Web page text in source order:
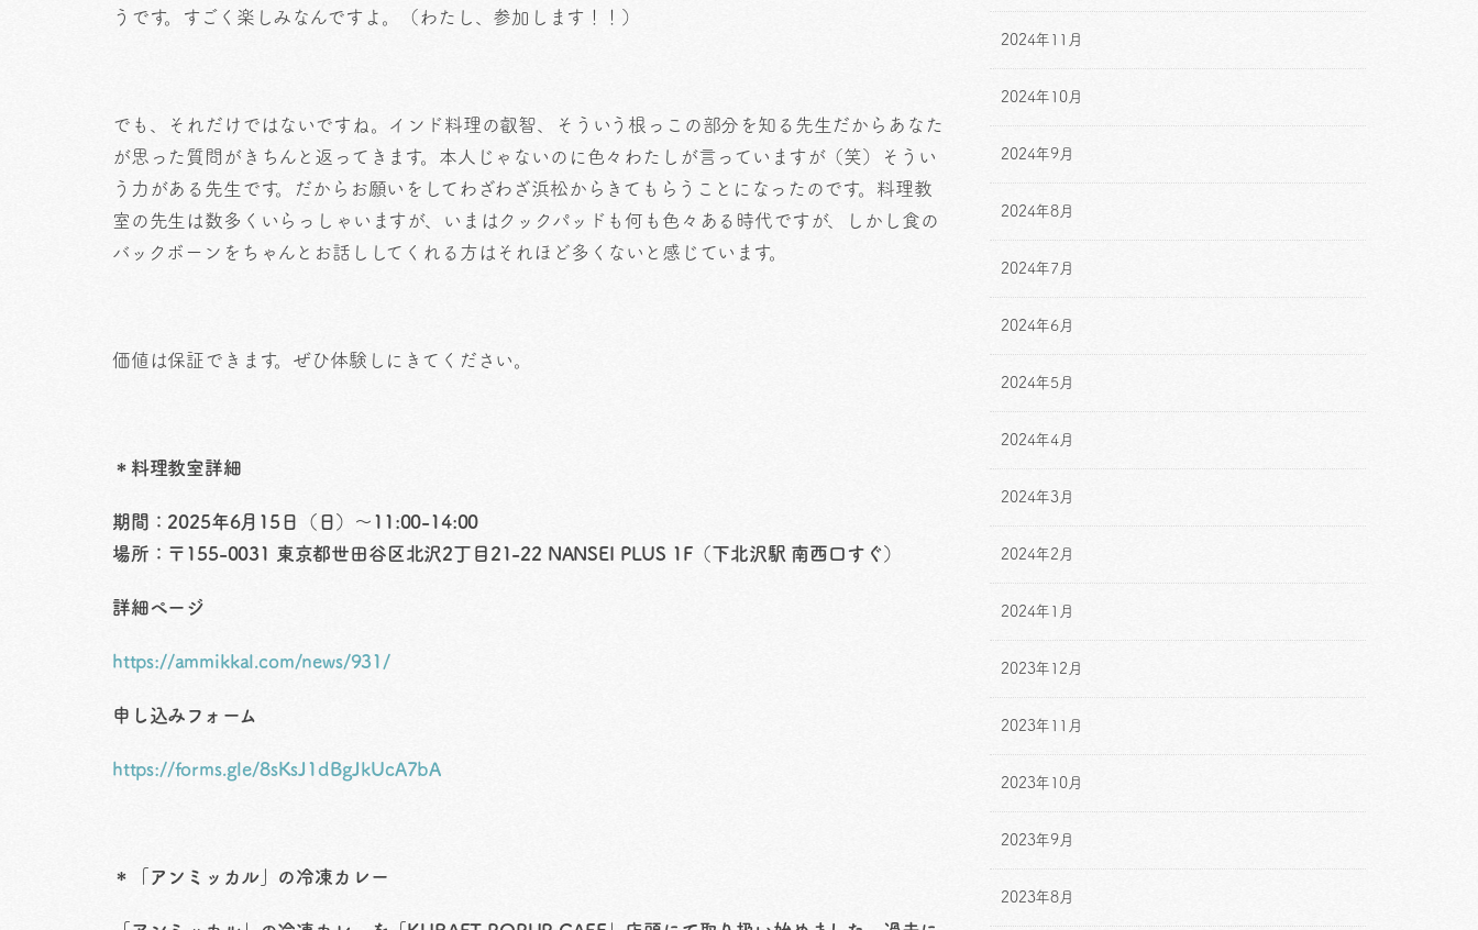
うです。すごく楽しみなんですよ。（わたし、参加します！！）
でも、それだけではないですね。インド料理の叡智、そういう根っこの部分を知る先生だからあなた
が思った質問がきちんと返ってきます。本人じゃないのに色々わたしが言っていますが（笑）そうい
う力がある先生です。だからお願いをしてわざわざ浜松からきてもらうことになったのです。料理教
室の先生は数多くいらっしゃいますが、いまはクックパッドも何も色々ある時代ですが、しかし食の
バックボーンをちゃんとお話ししてくれる方はそれほど多くないと感じています。
価値は保証できます。ぜひ体験しにきてください。
＊料理教室詳細
期間：2025年6月15日（日）〜11:00-14:00
場所：〒155-0031 東京都世田谷区北沢2丁目21-22 NANSEI PLUS 1F（下北沢駅 南西口すぐ）
詳細ページ
https://ammikkal.com/news/931/
申し込みフォーム
https://forms.gle/8sKsJ1dBgJkUcA7bA
＊「アンミッカル」の冷凍カレー
2024年11月
2024年10月
2024年9月
2024年8月
2024年7月
2024年6月
2024年5月
2024年4月
2024年3月
2024年2月
2024年1月
2023年12月
2023年11月
2023年10月
2023年9月
2023年8月